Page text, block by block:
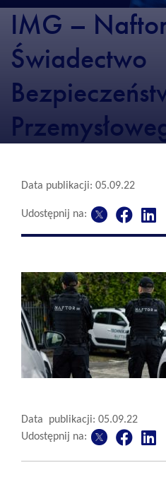
IMG –
Świadectwo
Data publikacji: 05.09.22
Udostępnij na:
Data publikacji: 05.09.22
Udostępnij na: